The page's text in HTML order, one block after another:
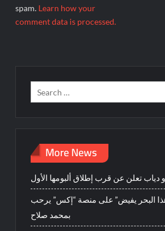
spam. Learn how your
comment data is processed.
More News
دياب تعلن عن قرب إطلاق ألبومها الأول
البحر يفيض” على منصة “إكس” يرحب
بمحمد صلاح